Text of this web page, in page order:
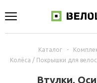
Каталог -
Колёса / Покрышки для
Втулки,